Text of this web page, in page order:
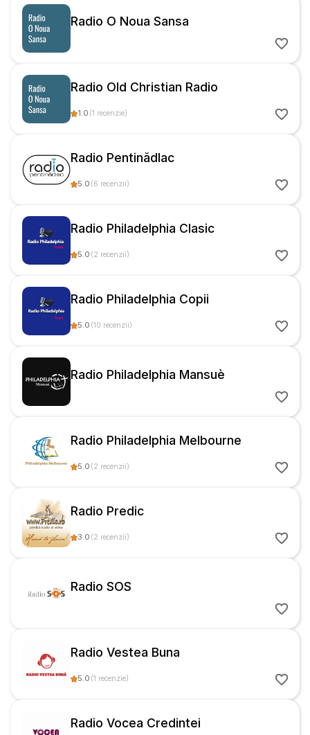
Radio O Noua Sansa
Radio Old Christian Radio
1.0 (1 recenzie)
Radio Pentinădlac
5.0 (6 recenzii)
Radio Philadelphia Clasic
5.0 (2 recenzii)
Radio Philadelphia Copii
5.0 (10 recenzii)
Radio Philadelphia Mansuè
Radio Philadelphia Melbourne
5.0 (2 recenzii)
Radio Predic
3.0 (2 recenzii)
Radio SOS
Radio Vestea Buna
5.0 (1 recenzie)
Radio Vocea Credintei